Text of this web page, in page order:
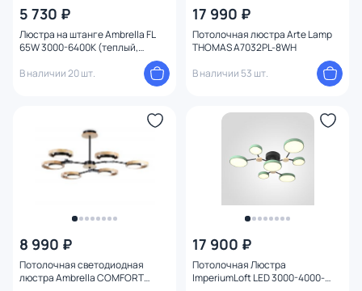
5 730 ₽
Люстра на штанге Ambrella FL
65W 3000-6400К (теплый,
В наличии 20 шт.
17 990 ₽
Потолочная люстра Arte Lamp
THOMAS A7032PL-8WH
В наличии 53 шт.
8 990 ₽
Потолочная светодиодная
люстра Ambrella COMFORT
17 900 ₽
Потолочная Люстра
ImperiumLoft LED 3000-4000-